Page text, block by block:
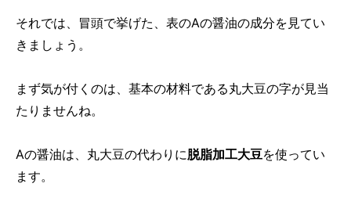
それでは、冒頭で挙げた、表のAの醤油の成分を見てい
きましょう。
まず気が付くのは、基本の材料である丸大豆の字が見当
たりませんね。
Aの醤油は、丸大豆の代わりに脱脂加工大豆を使ってい
ます。